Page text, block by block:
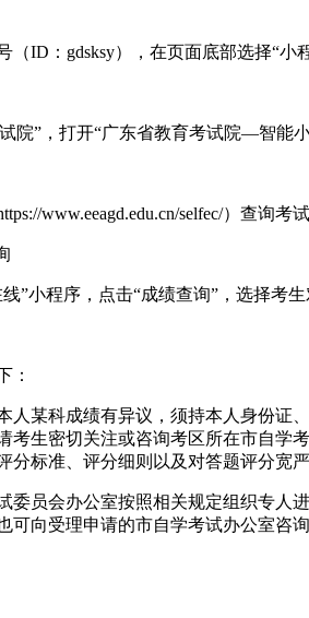
ID：gdsksy），在页面底部选择“
院”，打开“广东省教育考试院—智能
www.eeagd.edu.cn/selfec/）查询考
”小程序，点击“成绩查询”，选择考
：
人某科成绩有异议，须持本人身份
考生密切关注或咨询考区所在市自
分标准、评分细则以及对答题评分宽
委员会办公室按照相关规定组织专
可向受理申请的市自学考试办公室咨询